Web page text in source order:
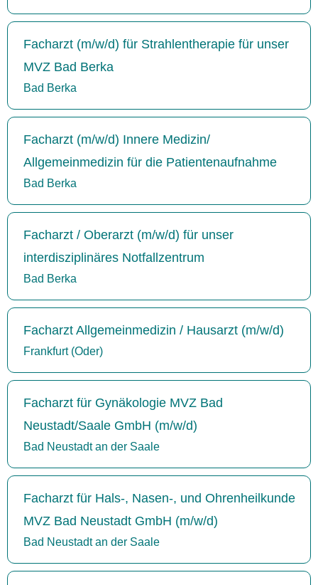
Facharzt (m/w/d) für Strahlentherapie für unser
MVZ Bad Berka
Bad Berka
Facharzt (m/w/d) Innere Medizin/
Allgemeinmedizin für die Patientenaufnahme
Bad Berka
Facharzt / Oberarzt (m/w/d) für unser
interdisziplinäres Notfallzentrum
Bad Berka
Facharzt Allgemeinmedizin / Hausarzt (m/w/d)
Frankfurt (Oder)
Facharzt für Gynäkologie MVZ Bad
Neustadt/Saale GmbH (m/w/d)
Bad Neustadt an der Saale
Facharzt für Hals-, Nasen-, und Ohrenheilkunde
MVZ Bad Neustadt GmbH (m/w/d)
Bad Neustadt an der Saale